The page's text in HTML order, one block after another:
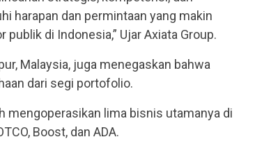
harapan dan permintaan yang makin
di Indonesia,” Ujar Axiata Group.
Malaysia, juga menegaskan bahwa
dari segi portofolio.
mengoperasikan lima bisnis utamanya di
Boost, dan ADA.